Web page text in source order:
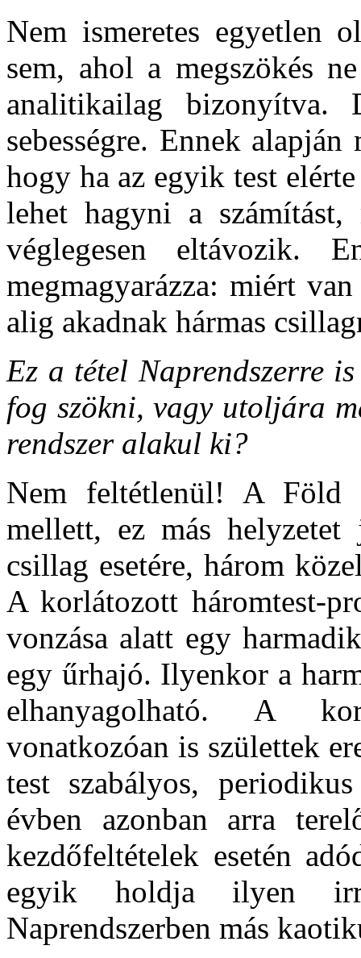
Nem ismeretes egyetlen
sem, ahol a megszökés
analitikailag
sebességre. Ennek
hogy ha az egyik test
lehet hagyni a
véglegesen eltávozik.
megmagyarázza: miért
alig akadnak hármas
Ez a tétel Naprendszerre
fog szökni, vagy utoljára
rendszer alakul ki?
Nem feltétlenül! A Föld
mellett, ez más
csillag esetére, három
A korlátozott háromtest-
vonzása alatt egy
egy űrhajó. Ilyenkor a
elhanyagolható. A
vonatkozóan is születtek
test szabályos,
évben azonban arra
kezdőfeltételek esetén
egyik holdja ilyen
Naprendszerben más